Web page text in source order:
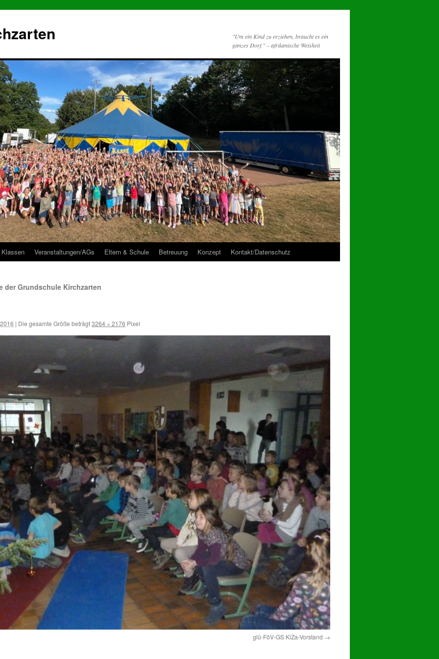
"Um ein Kind zu erziehen, braucht es ein
ganzes Dorf." – afrikanische Weisheit
Klassen Veranstaltungen/AGs Eltern & Schule Betreuung Konzept Kontakt/Datenschutz
der Grundschule Kirchzarten
| Die gesamte Größe beträgt3264 × 2176 Pixel
glü-FöV-GS KiZa-Vorstand